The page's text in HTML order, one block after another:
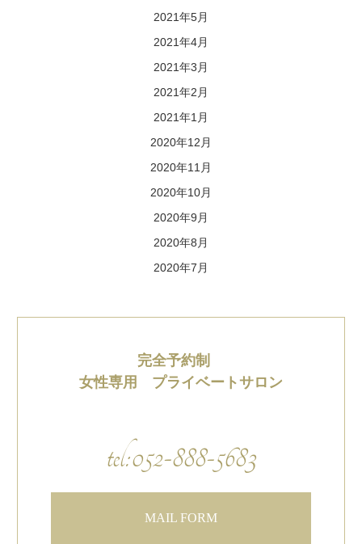
2021年5月
2021年4月
2021年3月
2021年2月
2021年1月
2020年12月
2020年11月
2020年10月
2020年9月
2020年8月
2020年7月
完全予約制
女性専用 プライベートサロン
tel:052-888-5683
MAIL FORM